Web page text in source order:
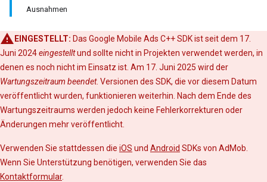
Ausnahmen
EINGESTELLT: Das Google Mobile Ads C++ SDK ist seit dem 17.
Juni 2024eingestelltund sollte nicht in Projekten verwendet werden, in
denen es noch nicht im Einsatz ist. Am 17. Juni 2025 wird der
Wartungszeitraum beendet. Versionen des SDK, die vor diesem Datum
veröffentlicht wurden, funktionieren weiterhin. Nach dem Ende des
Wartungszeitraums werden jedoch keine Fehlerkorrekturen oder
Änderungen mehr veröffentlicht.
Verwenden Sie stattdessen die iOS und Android SDKs von AdMob.
Wenn Sie Unterstützung benötigen, verwenden Sie das
Kontaktformular.